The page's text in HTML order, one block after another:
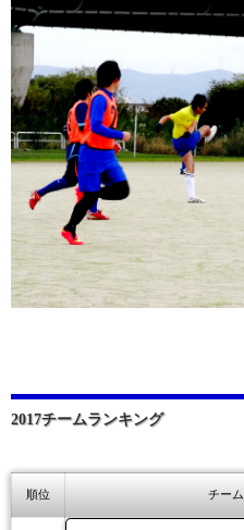
2017チームランキング
順位 チーム